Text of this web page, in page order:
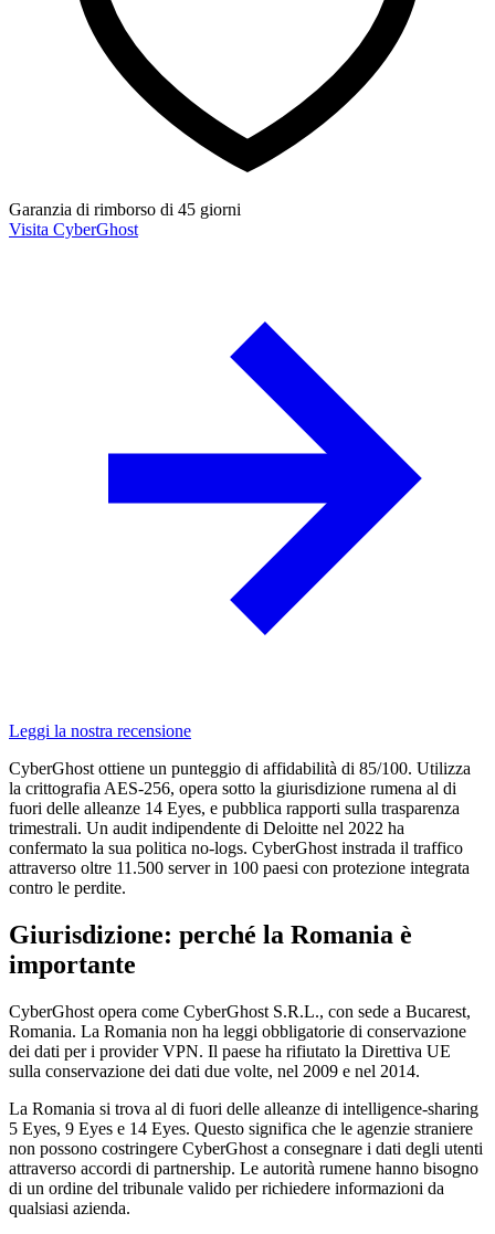
Garanzia di rimborso di 45 giorni
Visita CyberGhost
Leggi la nostra recensione
CyberGhost ottiene un punteggio di affidabilità di 85/100. Utilizza
la crittografia AES-256, opera sotto la giurisdizione rumena al di
fuori delle alleanze 14 Eyes, e pubblica rapporti sulla trasparenza
trimestrali. Un audit indipendente di Deloitte nel 2022 ha
confermato la sua politica no-logs. CyberGhost instrada il traffico
attraverso oltre 11.500 server in 100 paesi con protezione integrata
contro le perdite.
Giurisdizione: perché la Romania è
importante
CyberGhost opera come CyberGhost S.R.L., con sede a Bucarest,
Romania. La Romania non ha leggi obbligatorie di conservazione
dei dati per i provider VPN. Il paese ha rifiutato la Direttiva UE
sulla conservazione dei dati due volte, nel 2009 e nel 2014.
La Romania si trova al di fuori delle alleanze di intelligence-sharing
5 Eyes, 9 Eyes e 14 Eyes. Questo significa che le agenzie straniere
non possono costringere CyberGhost a consegnare i dati degli utenti
attraverso accordi di partnership. Le autorità rumene hanno bisogno
di un ordine del tribunale valido per richiedere informazioni da
qualsiasi azienda.